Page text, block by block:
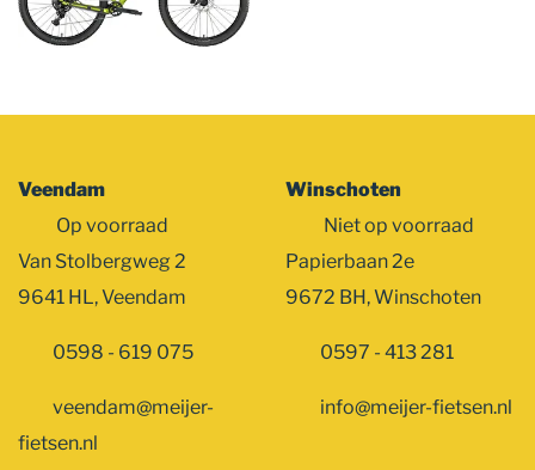
Veendam
Op voorraad
Van Stolbergweg 2
9641 HL, Veendam
0598 - 619 075
veendam@meijer-
fietsen.nl
Winschoten
Niet op voorraad
Papierbaan 2e
9672 BH, Winschoten
0597 - 413 281
info@meijer-fietsen.nl